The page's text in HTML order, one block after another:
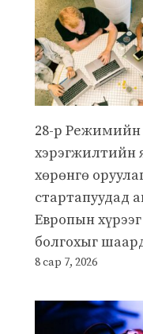
28-р Режимийн
хэрэгжилтийн
хөрөнгө
стартапуудад
Европын
болгохыг
8 сар 7, 2026